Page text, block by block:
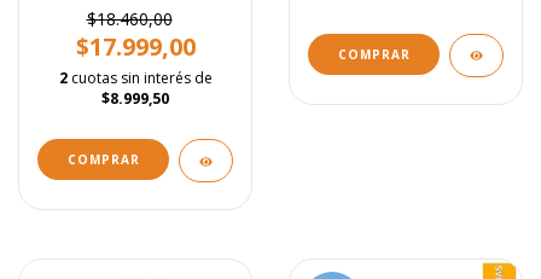
$18.460,00
$17.999,00
2 cuotas sin interés de
$8.999,50
COMPRAR